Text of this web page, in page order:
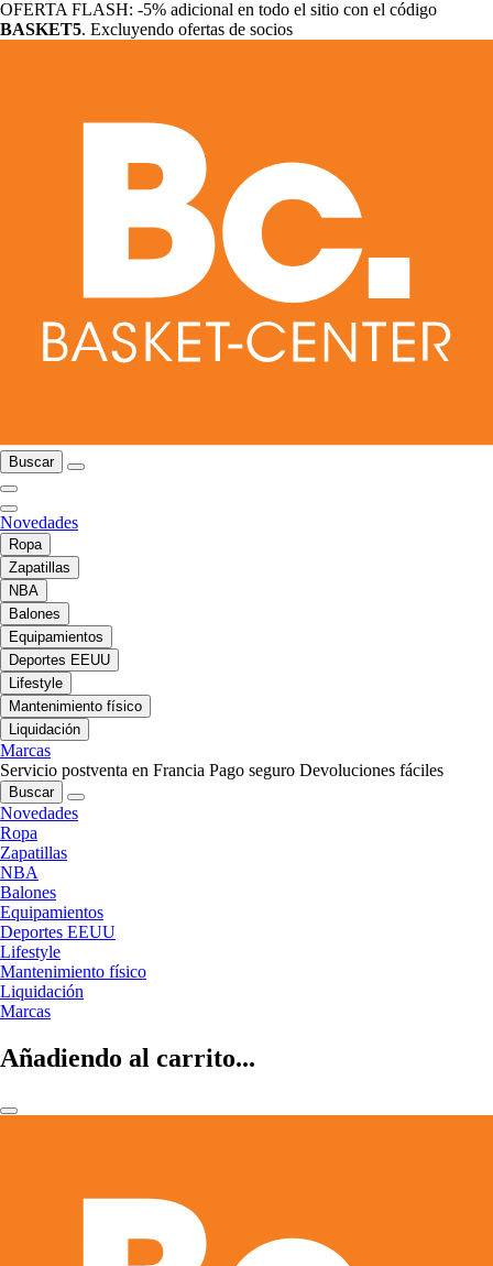
OFERTA FLASH: -5% adicional en todo el sitio con el código
BASKET5. Excluyendo ofertas de socios
Buscar
Novedades
Ropa
Zapatillas
NBA
Balones
Equipamientos
Deportes EEUU
Lifestyle
Mantenimiento físico
Liquidación
Marcas
Servicio postventa en Francia Pago seguro Devoluciones fáciles
Buscar
Novedades
Ropa
Zapatillas
NBA
Balones
Equipamientos
Deportes EEUU
Lifestyle
Mantenimiento físico
Liquidación
Marcas
Añadiendo al carrito...